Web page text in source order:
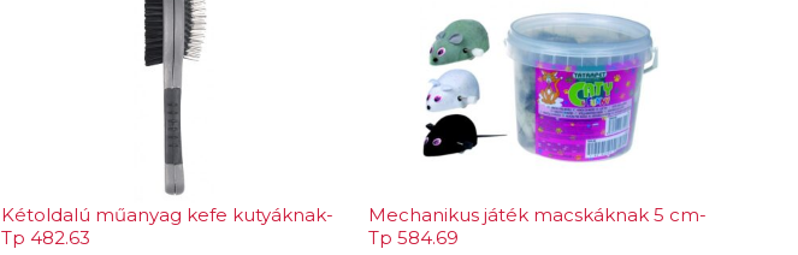
Kétoldalú műanyag kefe kutyáknak-
Tp 482.63
Mechanikus játék macskáknak 5 cm-
Tp 584.69